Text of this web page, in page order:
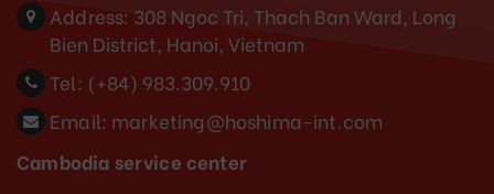
Address: 308 Ngoc Tri, Thach Ban Ward, Long
Bien District, Hanoi, Vietnam
Tel: (+84) 983.309.910
Email: marketing@hoshima-int.com
Cambodia service center